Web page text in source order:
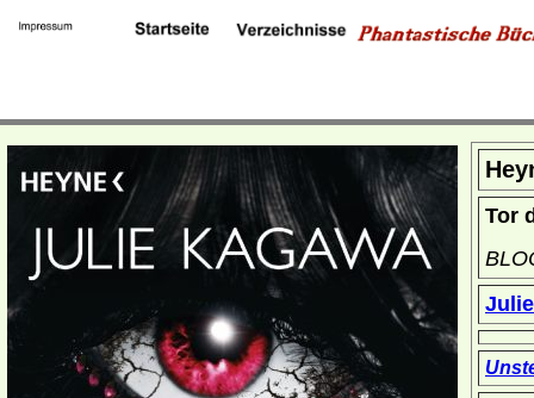
Tor